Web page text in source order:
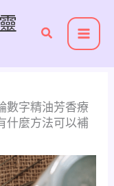
數字精油芳香療
什麼方法可以補